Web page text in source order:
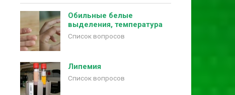
Обильные белые
выделения, температура
Список вопросов
Липемия
Список вопросов